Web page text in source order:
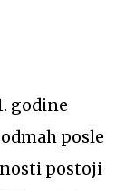
godine
posle
postoji